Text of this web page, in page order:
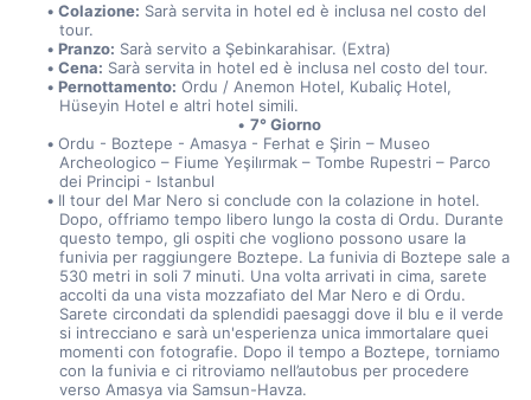
Colazione: Sarà servita in hotel ed è inclusa nel costo del
tour.
Pranzo: Sarà servito a Şebinkarahisar. (Extra)
Cena: Sarà servita in hotel ed è inclusa nel costo del tour.
Pernottamento: Ordu / Anemon Hotel, Kubaliç Hotel,
Hüseyin Hotel e altri hotel simili.
7° Giorno
Ordu - Boztepe - Amasya - Ferhat e Şirin – Museo
Archeologico – Fiume Yeşilırmak – Tombe Rupestri – Parco
dei Principi - Istanbul
Il tour del Mar Nero si conclude con la colazione in hotel.
Dopo, offriamo tempo libero lungo la costa di Ordu. Durante
questo tempo, gli ospiti che vogliono possono usare la
funivia per raggiungere Boztepe. La funivia di Boztepe sale a
530 metri in soli 7 minuti. Una volta arrivati in cima, sarete
accolti da una vista mozzafiato del Mar Nero e di Ordu.
Sarete circondati da splendidi paesaggi dove il blu e il verde
si intrecciano e sarà un'esperienza unica immortalare quei
momenti con fotografie. Dopo il tempo a Boztepe, torniamo
con la funivia e ci ritroviamo nell’autobus per procedere
verso Amasya via Samsun-Havza.